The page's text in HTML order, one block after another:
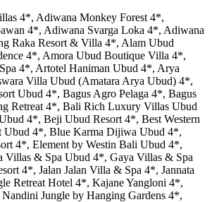
4*, Adiwana Monkey Forest 4*,
4*, Adiwana Svarga Loka 4*, Adiwana
Raka Resort & Villa 4*, Alam Ubud
4*, Amora Ubud Boutique Villa 4*,
4*, Artotel Haniman Ubud 4*, Arya
Villa Ubud (Amatara Arya Ubud) 4*,
Ubud 4*, Bagus Agro Pelaga 4*, Bagus
Retreat 4*, Bali Rich Luxury Villas Ubud
4*, Beji Ubud Resort 4*, Best Western
Ubud 4*, Blue Karma Dijiwa Ubud 4*,
4*, Element by Westin Bali Ubud 4*,
Villas & Spa Ubud 4*, Gaya Villas & Spa
4*, Jalan Jalan Villa & Spa 4*, Jannata
Retreat Hotel 4*, Kajane Yangloni 4*,
Jungle by Hanging Gardens 4*,